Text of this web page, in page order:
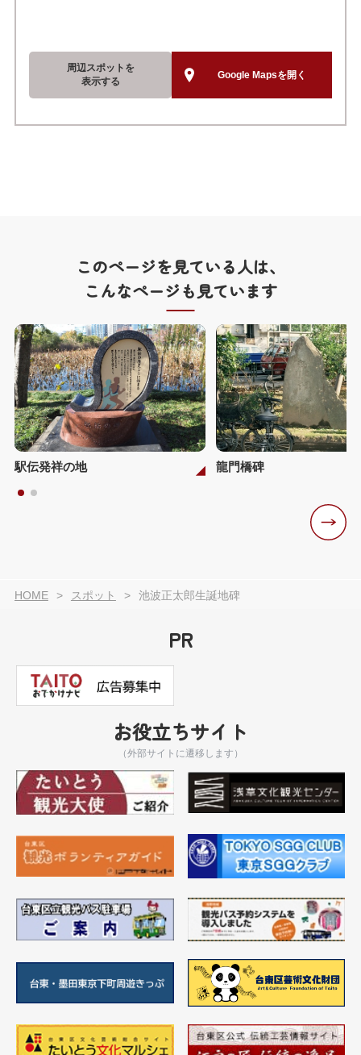
周辺スポットを
表示する
Google Mapsを開く
このページを見ている人は、
こんなページも見ています
駅伝発祥の地 龍門橋碑
HOME スポット 池波正太郎生誕地碑
PR
お役立ちサイト
（外部サイトに遷移します）